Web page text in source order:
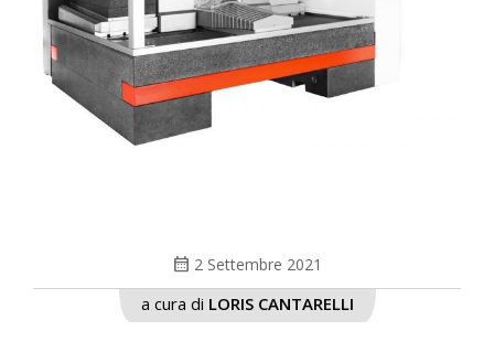
calendar_month 2 Settembre 2021
a cura di LORIS CANTARELLI